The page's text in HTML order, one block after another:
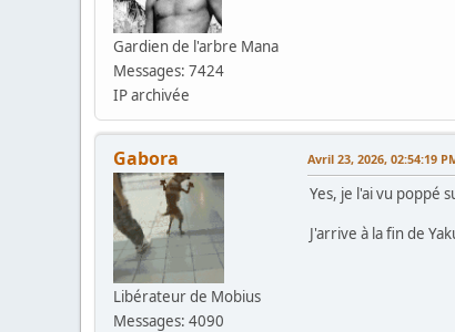
Gardien de l'arbre Mana
Messages: 7424
IP archivée
Gabora
Libérateur de Mobius
Messages: 4090
Avril 23, 2026, 02:54:19
Yes, je l'ai vu poppé
J'arrive à la fin de